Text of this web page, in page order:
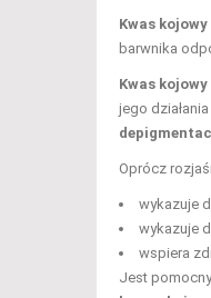
Kwas
barwnika
Kwas
jego
Oprócz
wykazuje
wykazuje
wspiera
Jest